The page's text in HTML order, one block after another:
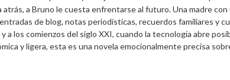
atrás, a Bruno le cuesta enfrentarse al futuro. Una madre
de blog, notas periodísticas, recuerdos familiares y
a los comienzos del siglo XXI, cuando la tecnología abre
y ligera, esta es una novela emocionalmente precisa